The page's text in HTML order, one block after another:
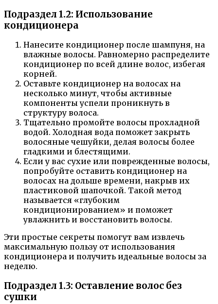
Подраздел 1.2: Использование
кондиционера
Нанесите кондиционер после шампуня, на
влажные волосы. Равномерно распределите
кондиционер по всей длине волос, избегая
корней.
Оставьте кондиционер на волосах на
несколько минут, чтобы активные
компоненты успели проникнуть в
структуру волоса.
Тщательно промойте волосы прохладной
водой. Холодная вода поможет закрыть
волосяные чешуйки, делая волосы более
гладкими и блестящими.
Если у вас сухие или поврежденные волосы,
попробуйте оставить кондиционер на
волосах на дольше времени, накрыв их
пластиковой шапочкой. Такой метод
называется «глубоким
кондиционированием» и поможет
увлажнить и восстановить волосы.
Эти простые секреты помогут вам извлечь
максимальную пользу от использования
кондиционера и получить идеальные волосы за
неделю.
Подраздел 1.3: Оставление волос без
сушки